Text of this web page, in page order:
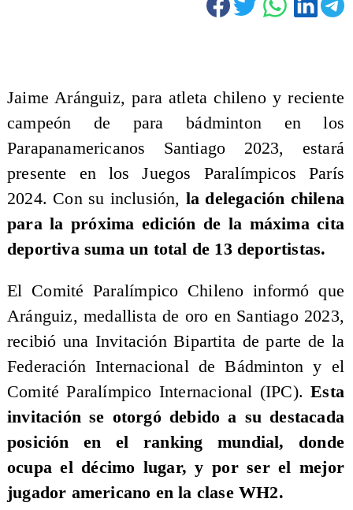
Jaime Aránguiz, para atleta chileno y reciente
campeón de para bádminton en los
Parapanamericanos Santiago 2023, estará
presente en los Juegos Paralímpicos París
2024. Con su inclusión, la delegación chilena
para la próxima edición de la máxima cita
deportiva suma un total de 13 deportistas.
El Comité Paralímpico Chileno informó que
Aránguiz, medallista de oro en Santiago 2023,
recibió una Invitación Bipartita de parte de la
Federación Internacional de Bádminton y el
Comité Paralímpico Internacional (IPC).Esta
invitación se otorgó debido a su destacada
posición en el ranking mundial, donde
ocupa el décimo lugar, y por ser el mejor
jugador americano en la clase WH2.